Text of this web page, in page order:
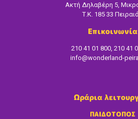
Ακτή Δηλαβέρη 5,
Τ.Κ. 185 33
Επικοινωνία
210 41 01 800, 210 41
info@wonderland-
Ωράρια
ΠΑΙΔΟΤΟΠΟΣ